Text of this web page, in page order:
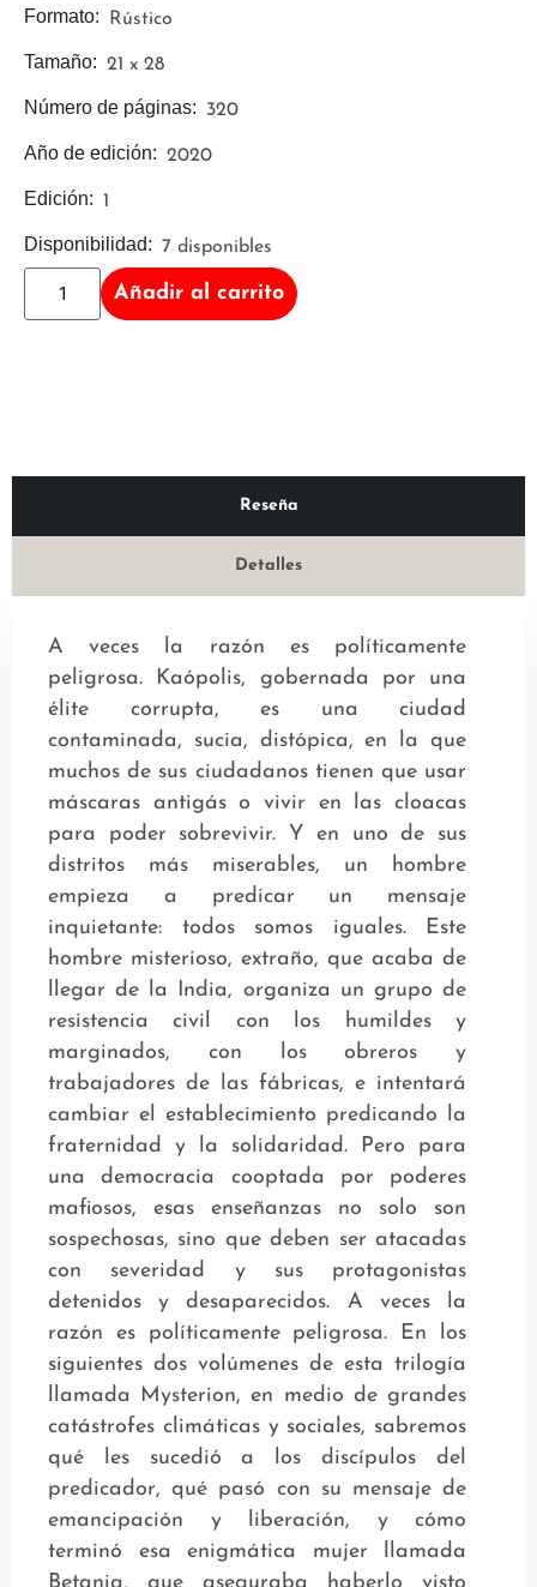
Añadir al carrito
Disponibilidad: 7 disponibles
Edición: 1
Año de edición: 2020
Número de páginas: 320
Tamaño: 21 x 28
Formato: Rústico
Reseña
Detalles
A veces la razón es políticamente
peligrosa. Kaópolis, gobernada por una
élite corrupta, es una ciudad
contaminada, sucia, distópica, en la que
muchos de sus ciudadanos tienen que usar
máscaras antigás o vivir en las cloacas
para poder sobrevivir. Y en uno de sus
distritos más miserables, un hombre
empieza a predicar un mensaje
inquietante: todos somos iguales. Este
hombre misterioso, extraño, que acaba de
llegar de la India, organiza un grupo de
resistencia civil con los humildes y
marginados, con los obreros y
trabajadores de las fábricas, e intentará
cambiar el establecimiento predicando la
fraternidad y la solidaridad. Pero para
una democracia cooptada por poderes
mafiosos, esas enseñanzas no solo son
sospechosas, sino que deben ser atacadas
con severidad y sus protagonistas
detenidos y desaparecidos. A veces la
razón es políticamente peligrosa. En los
siguientes dos volúmenes de esta trilogía
llamada Mysterion, en medio de grandes
catástrofes climáticas y sociales, sabremos
qué les sucedió a los discípulos del
predicador, qué pasó con su mensaje de
emancipación y liberación, y cómo
terminó esa enigmática mujer llamada